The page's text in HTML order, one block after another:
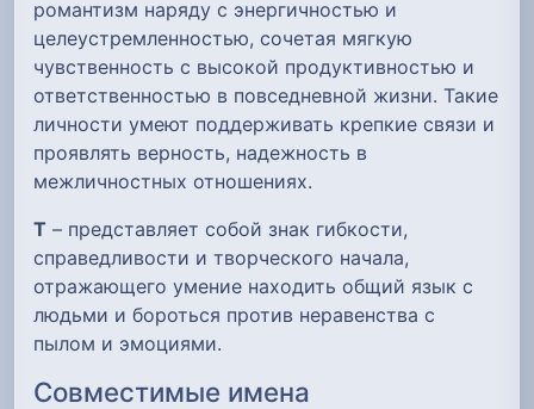
романтизм наряду с энергичностью и
целеустремленностью, сочетая мягкую
чувственность с высокой продуктивностью и
ответственностью в повседневной жизни. Такие
личности умеют поддерживать крепкие связи и
проявлять верность, надежность в
межличностных отношениях.
Т – представляет собой знак гибкости,
справедливости и творческого начала,
отражающего умение находить общий язык с
людьми и бороться против неравенства с
пылом и эмоциями.
Совместимые имена